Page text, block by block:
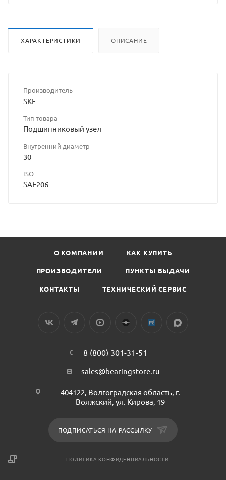
ХАРАКТЕРИСТИКИ ОПИСАНИЕ
Производитель
SKF
Тип товара
Подшипниковый узел
Внутренний диаметр
30
ISO
SAF206
О КОМПАНИИ КАК КУПИТЬ
ПРОИЗВОДИТЕЛИ ПУНКТЫ ВЫДАЧИ
КОНТАКТЫ ТЕХНИЧЕСКИЙ СЕРВИС
8 (800) 301-31-51
sales@bearingstore.ru
404122, Волгоградская область, г.
Волжский, ул. Кирова, 19
ПОДПИСАТЬСЯ НА РАССЫЛКУ
ПОЛИТИКА КОНФИДЕНЦИАЛЬНОСТИ